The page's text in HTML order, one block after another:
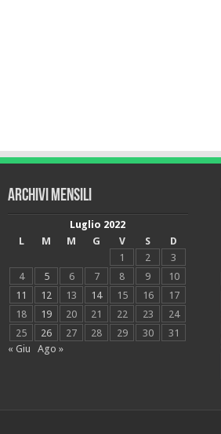
Archivi mensili
Luglio 2022
L
M M G V S
D
1
2
3
4
5 6 7 8 9
10
11
12 13 14 15 16
17
18
19 20 21 22 23
24
25
26 27 28 29 30
31
« Giu
Ago »